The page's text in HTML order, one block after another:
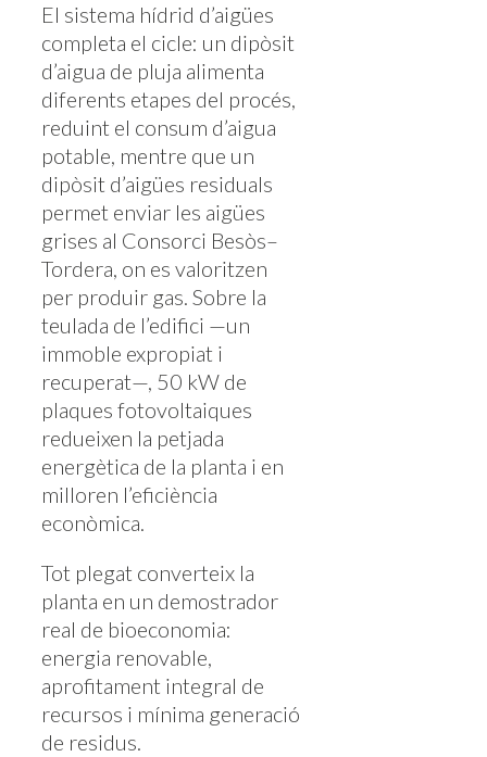
El sistema hídrid d’aigües
completa el cicle: un dipòsit
d’aigua de pluja alimenta
diferents etapes del procés,
reduint el consum d’aigua
potable, mentre que un
dipòsit d’aigües residuals
permet enviar les aigües
grises al Consorci Besòs–
Tordera, on es valoritzen
per produir gas. Sobre la
teulada de l’edifici —un
immoble expropiat i
recuperat—, 50 kW de
plaques fotovoltaiques
redueixen la petjada
energètica de la planta i en
milloren l’eficiència
econòmica.
Tot plegat converteix la
planta en un demostrador
real de bioeconomia:
energia renovable,
aprofitament integral de
recursos i mínima generació
de residus.